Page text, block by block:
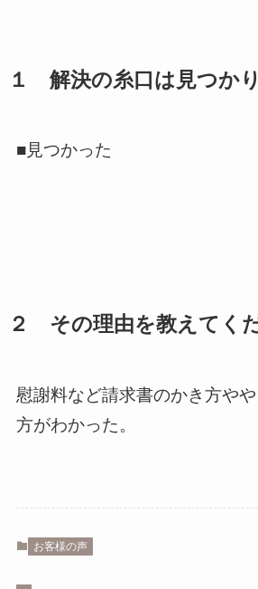
１ 解決の糸口は見つか
■見つかった
２ その理由を教えてくだ
慰謝料など請求書のかき方や
方がわかった。
お客様の声